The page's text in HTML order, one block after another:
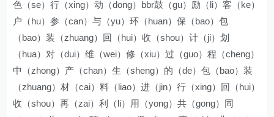
色（se）行（xing）动（dong）bbr鼓（gu）励（li）客（ke）
户（hu）参（can）与（yu）环（huan）保（bao）包
（bao）装（zhuang）回（hui）收（shou）计（ji）划
（hua）对（dui）维（wei）修（xiu）过（guo）程（cheng）
中（zhong）产（chan）生（sheng）的（de）包（bao）装
（zhuang）材（cai）料（liao）进（jin）行（xing）回（hui）
收（shou）再（zai）利（li）用（yong）共（gong）同